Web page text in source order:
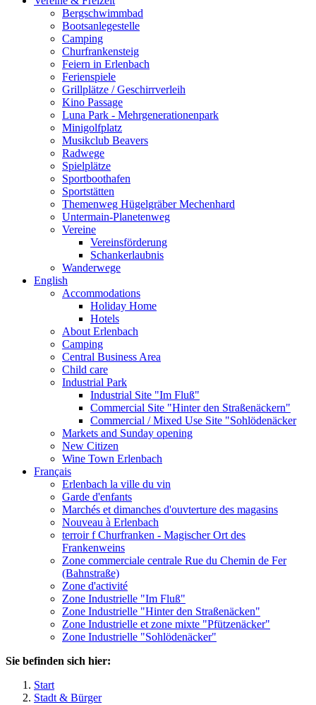
Bergschwimmbad
Bootsanlegestelle
Camping
Churfrankensteig
Feiern in Erlenbach
Ferienspiele
Grillplätze / Geschirrverleih
Kino Passage
Luna Park - Mehrgenerationenpark
Minigolfplatz
Musikclub Beavers
Radwege
Spielplätze
Sportboothafen
Sportstätten
Themenweg Hügelgräber Mechenhard
Untermain-Planetenweg
Vereine
Vereinsförderung
Schankerlaubnis
Wanderwege
English
Accommodations
Holiday Home
Hotels
About Erlenbach
Camping
Central Business Area
Child care
Industrial Park
Industrial Site "Im Fluß"
Commercial Site "Hinter den Straßenäckern"
Commercial / Mixed Use Site "Sohlödenäcker
Markets and Sunday opening
New Citizen
Wine Town Erlenbach
Français
Erlenbach la ville du vin
Garde d'enfants
Marchés et dimanches d'ouvterture des magasins
Nouveau à Erlenbach
terroir f Churfranken - Magischer Ort des
Frankenweins
Zone commerciale centrale Rue du Chemin de Fer
(Bahnstraße)
Zone d'activité
Zone Industrielle "Im Fluß"
Zone Industrielle "Hinter den Straßenäcken"
Zone Industrielle et zone mixte "Pfützenäcker"
Zone Industrielle "Sohlödenäcker"
Sie befinden sich hier:
Start
Stadt & Bürger